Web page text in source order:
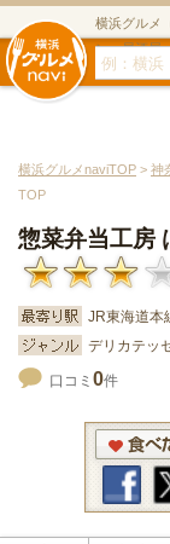
横浜グルメ
ン・居酒屋
横浜グルメnaviTOP > 神
TOP
惣菜弁当工房
JR東海道本
デリカテッ
口コミ 0件